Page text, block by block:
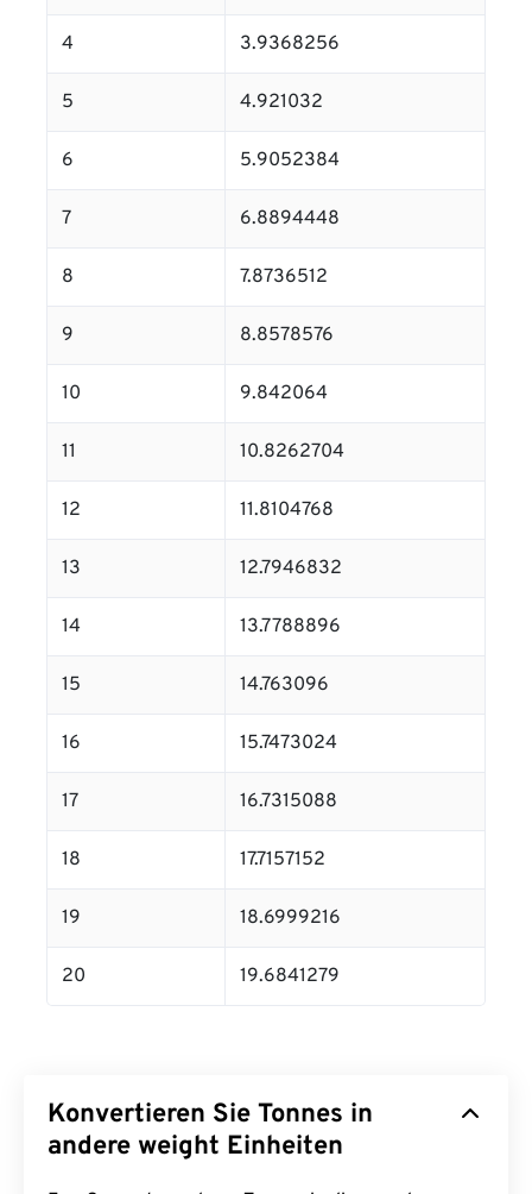
4 3.9368256
5 4.921032
6 5.9052384
7 6.8894448
8 7.8736512
9 8.8578576
10 9.842064
11 10.8262704
12 11.8104768
13 12.7946832
14 13.7788896
15 14.763096
16 15.7473024
17 16.7315088
18 17.7157152
19 18.6999216
20 19.6841279
Konvertieren Sie Tonnes in
andere weight Einheiten